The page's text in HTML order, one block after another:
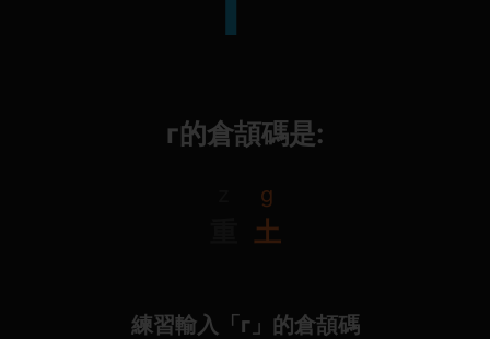
г的倉頡碼是:
g
土
練習輸入「г」的倉頡碼